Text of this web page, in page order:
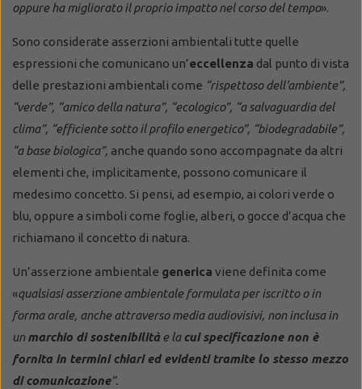
oppure ha migliorato il proprio impatto nel corso del tempo».
Sono considerate asserzioni ambientali tutte quelle
espressioni che comunicano un’eccellenza dal punto di vista
delle prestazioni ambientali come “rispettoso dell’ambiente”,
“verde”, “amico della natura”, “ecologico”, “a salvaguardia del
clima”, “efficiente sotto il profilo energetico”, “biodegradabile”,
“a base biologica”, anche quando sono accompagnate da altri
elementi che, implicitamente, possono comunicare il
medesimo concetto. Si pensi, ad esempio, ai colori verde o
blu, oppure a simboli come foglie, alberi, o gocce d’acqua che
richiamano il concetto di natura.
Un’asserzione ambientale generica viene definita come
«qualsiasi asserzione ambientale formulata per iscritto o in
forma orale, anche attraverso media audiovisivi, non inclusa in
unmarchio di sostenibilità e lacui specificazione non è
fornita in termini chiari ed evidenti tramite lo stesso mezzo
di comunicazione”.